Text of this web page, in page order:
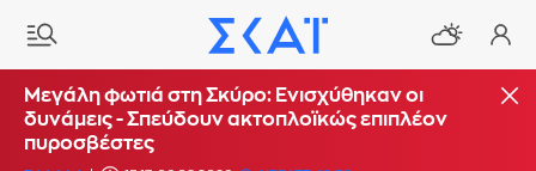
Μεγάλη φωτιά στη Σκύρο: Ενισχύθηκαν οι
δυνάμεις - Σπεύδουν ακτοπλοϊκώς επιπλέον
πυροσβέστες